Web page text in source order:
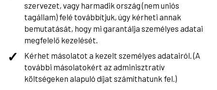
szervezet, vagy harmadik ország (nem uniós
tagállam) felé továbbítjuk, úgy kérheti annak
bemutatását, hogy mi garantálja személyes adatai
megfelelő kezelését.
Kérhet másolatot a kezelt személyes adatairól. (A
további másolatokért az adminisztratív
költségeken alapuló díjat számíthatunk fel.)